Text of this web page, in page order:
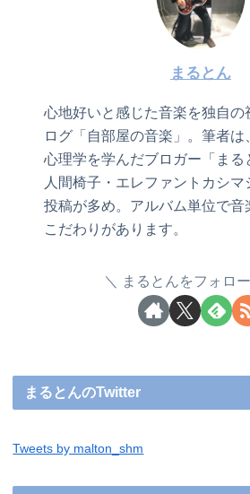
まるとん
心地好いと感じた音楽を独自の
ログ「自部屋の音楽」。筆者
心理学を学んだブロガー「まる
人間椅子・エレファントカシ
投稿が多め。アルバム単位で音
こだわりがあります。
まるとんをフォロ
まるとんのTwitter
Tweets by malton_shm